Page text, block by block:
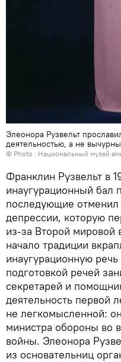
Элеонора Рузвельт
деятельностью, а не
© Photo : Национальный музей
Франклин Рузвельт в
инаугурационный бал
последующие отменил
депрессии, которую
из-за Второй мировой
начало традиции
инаугурационную
подготовкой речей
секретарей и
деятельность первой
не легкомысленной:
министра обороны во
войны. Элеонора
из основательниц